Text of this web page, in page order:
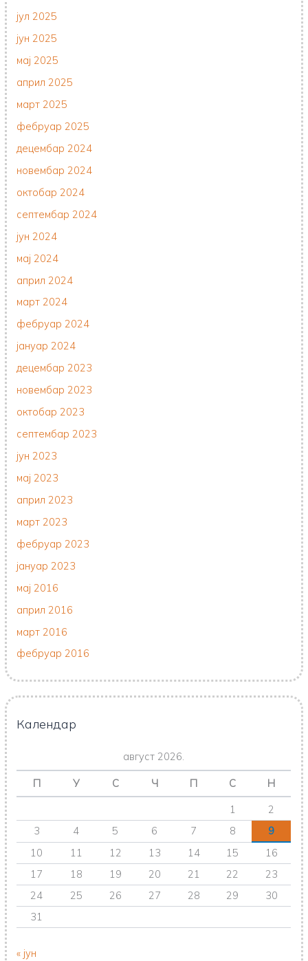
јул 2025
јун 2025
мај 2025
април 2025
март 2025
фебруар 2025
децембар 2024
новембар 2024
октобар 2024
септембар 2024
јун 2024
мај 2024
април 2024
март 2024
фебруар 2024
јануар 2024
децембар 2023
новембар 2023
октобар 2023
септембар 2023
јун 2023
мај 2023
април 2023
март 2023
фебруар 2023
јануар 2023
мај 2016
април 2016
март 2016
фебруар 2016
Календар
август 2026.
П У С Ч П С
Н
1
2
3
4 5 6 7 8
9
10
11 12 13 14 15
16
17
18 19 20 21 22
23
24
25 26 27 28 29
30
31
« јун